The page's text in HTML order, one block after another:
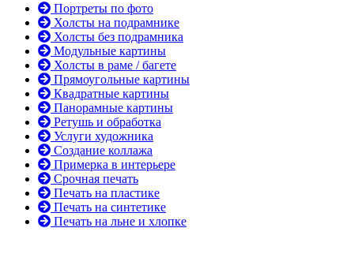
Портреты по фото
Холсты на подрамнике
Холсты без подрамника
Модульные картины
Холсты в раме / багете
Прямоугольные картины
Квадратные картины
Панорамные картины
Ретушь и обработка
Услуги художника
Создание коллажа
Примерка в интерьере
Срочная печать
Печать на пластике
Печать на синтетике
Печать на льне и хлопке